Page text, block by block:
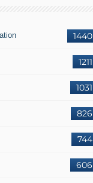
1440
1211
1031
826
744
606